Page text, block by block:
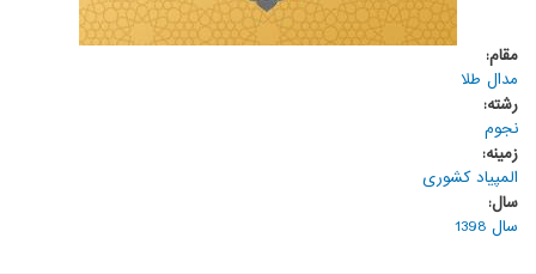
مقام:
مدال طلا
رشته:
نجوم
زمینه:
المپیاد کشوری
سال:
سال 1398